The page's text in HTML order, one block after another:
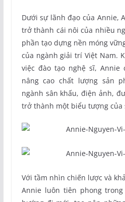
Dưới sự lãnh đạo của Annie,
trở thành cái nôi của nhiều
phần tạo dựng nền móng
của ngành giải trí Việt Nam.
việc đào tạo nghệ sĩ, Annie
nâng cao chất lượng sản
ngành sân khấu, điện ảnh,
trở thành một biểu tượng của
Với tầm nhìn chiến lược và
Annie luôn tiên phong